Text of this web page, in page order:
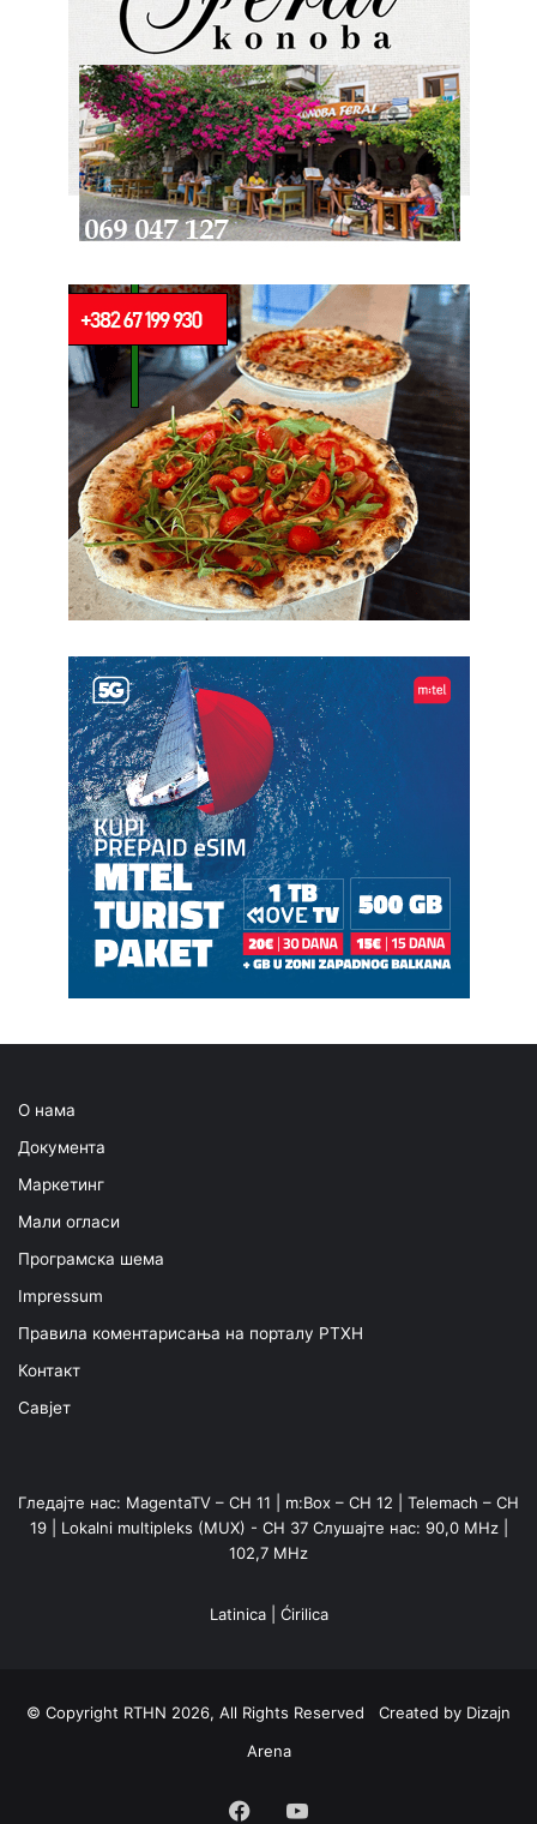
О нама
Документа
Маркетинг
Мали огласи
Програмска шема
Impressum
Правила коментарисања на порталу РТХН
Контакт
Савјет
Гледајте нас: MagentaTV – CH 11 | m:Box – CH 12 | Telemach – CH
19 | Lokalni multipleks (MUX) - CH 37 Слушајте нас: 90,0 MHz |
102,7 MHz
Latinica| Ćirilica
© Copyright RTHN 2026, All Rights Reserved Created by Dizajn
Arena
Facebook